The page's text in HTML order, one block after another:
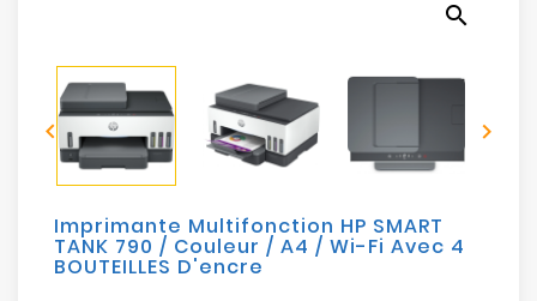
search
 
Imprimante Multifonction HP SMART
TANK 790 / Couleur / A4 / Wi-Fi Avec 4
BOUTEILLES D'encre